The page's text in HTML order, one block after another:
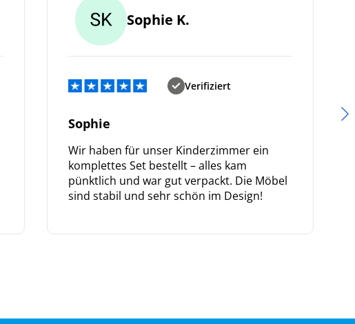
Sophie K.
Verifiziert
Sophie
Wir haben für unser Kinderzimmer ein
komplettes Set bestellt – alles kam
pünktlich und war gut verpackt. Die Möbel
sind stabil und sehr schön im Design!